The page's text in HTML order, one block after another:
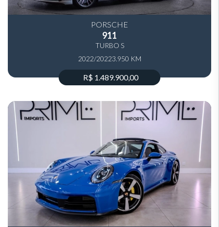
PORSCHE
911
TURBO S
2022/20223.950 KM
R$ 1.489.900,00